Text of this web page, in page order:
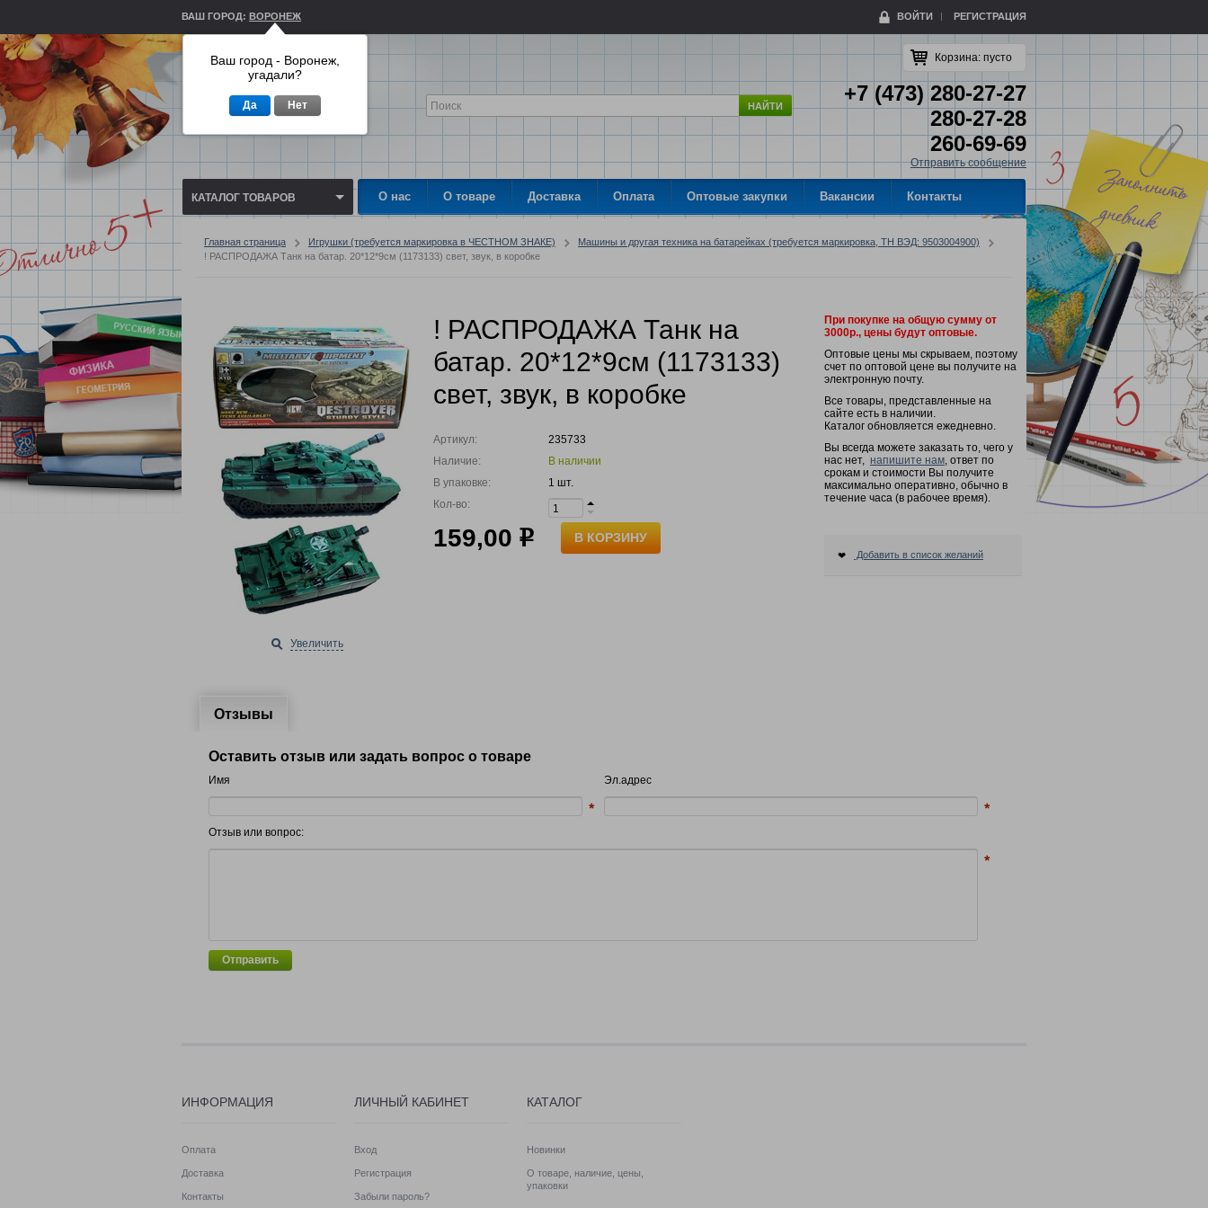
ВАШ ГОРОД: ВОРОНЕЖ ВОЙТИ РЕГИСТРАЦИЯ
НАЙТИ
Корзина: пусто
+7 (473) 280-27-27
280-27-28
260-69-69
Отправить сообщение
КАТАЛОГ ТОВАРОВ О нас О товаре Доставка Оплата Оптовые закупки Вакансии Контакты
Главная страница Игрушки (требуется маркировка в ЧЕСТНОМ ЗНАКЕ)
Машины и другая техника на батарейках (требуется маркировка, ТН ВЭД: 9503004900)
! РАСПРОДАЖА Танк на батар. 20*12*9см (1173133) свет, звук, в коробке
Увеличить
! РАСПРОДАЖА Танк на
батар. 20*12*9см (1173133)
свет, звук, в коробке
Артикул:
235733
Наличие:
В наличии
В упаковке:
1 шт.
Кол-во:
159,00 р В КОРЗИНУ
При покупке на общую сумму от
3000р., цены будут оптовые.
Оптовые цены мы скрываем, поэтому
счет по оптовой цене вы получите на
электронную почту.
Все товары, представленные на
сайте есть в наличии.
Каталог обновляется ежедневно.
Вы всегда можете заказать то, чего у
нас нет, напишите нам, ответ по
срокам и стоимости Вы получите
максимально оперативно, обычно в
течение часа (в рабочее время).
Добавить в список желаний
Отзывы
Оставить отзыв или задать вопрос о товаре
Имя Эл.адрес
Отзыв или вопрос:
Отправить
ИНФОРМАЦИЯ
Оплата
Доставка
Контакты
ЛИЧНЫЙ КАБИНЕТ
Вход
Регистрация
Забыли пароль?
КАТАЛОГ
Новинки
О товаре, наличие, цены,
упаковки
Ваш город - Воронеж,
угадали?
Да Нет